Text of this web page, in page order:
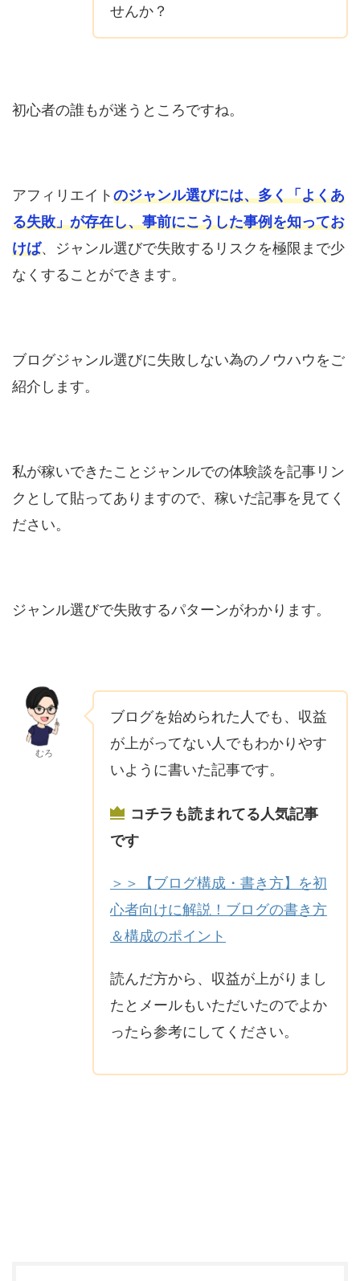
せんか？
初心者の誰もが迷うところですね。
アフィリエイト のジャンル選びには、多く「よくあ
る失敗」が存在し、事前にこうした事例を知ってお
けば、ジャンル選びで失敗するリスクを極限まで少
なくすることができます。
ブログジャンル選びに失敗しない為のノウハウをご
紹介します。
私が稼いできたことジャンルでの体験談を記事リン
クとして貼ってありますので、稼いだ記事を見てく
ださい。
ジャンル選びで失敗するパターンがわかります。
むろ
ブログを始められた人でも、収益
が上がってない人でもわかりやす
いように書いた記事です。
コチラも読まれてる人気記事
です
＞＞【ブログ構成・書き方】を初
心者向けに解説！ブログの書き方
＆構成のポイント
読んだ方から、収益が上がりまし
たとメールもいただいたのでよか
ったら参考にしてください。